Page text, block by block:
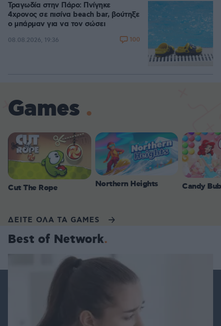
Τραγωδία στην Πάρο: Πνίγηκε
4χρονος σε πισίνα beach bar, βούτηξε
ο μπάρμαν για να τον σώσει
08.08.2026, 19:36 100
Games
Cut The Rope Northern Heights Candy
ΔΕΙΤΕ ΟΛΑ ΤΑ GAMES
Best of Network